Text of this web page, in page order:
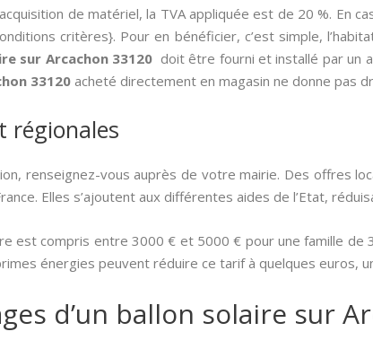
de matériel, la TVA appliquée est de 20 %. En
critères}. Pour en bénéficier, c’est simple,
sur Arcachon 33120 doit être fourni et installé par un
33120 acheté directement en magasin ne donne pas
régionales
renseignez-vous auprès de votre mairie. Des offres
Elles s’ajoutent aux différentes aides de l’Etat,
est compris entre 3000 € et 5000 € pour une famille de
énergies peuvent réduire ce tarif à quelques euros,
d’un ballon solaire sur